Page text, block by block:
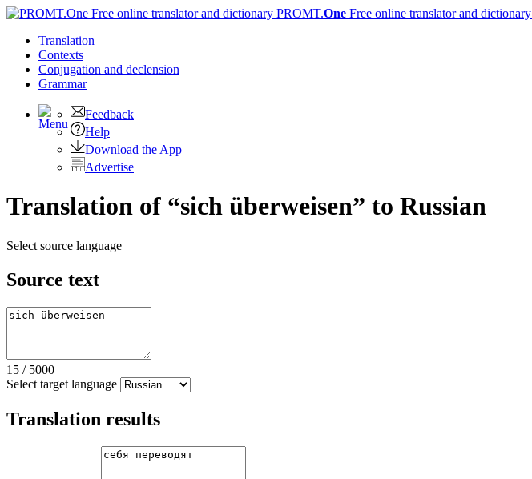
PROMT.One Free online translator and dictionary
Translation
Contexts
Conjugation and declension
Grammar
Feedback
Help
Download the App
Advertise
Translation of “sich überweisen” to Russian
Select source language
Source text
15 / 5000
Select target language
Translation results